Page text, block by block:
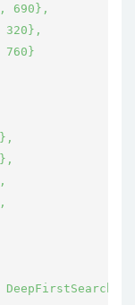
690},
320},
760}